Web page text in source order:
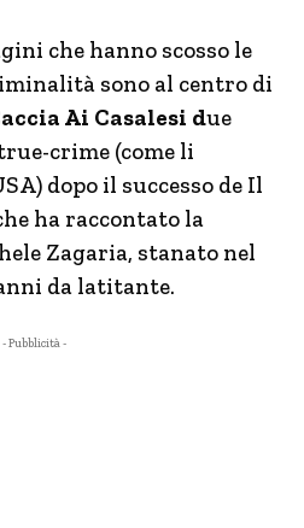
che hanno scosso le
sono al centro di
Ai Casalesi due
crime (come li
dopo il successo de Il
ha raccontato la
Zagaria, stanato nel
da latitante.
- Pubblicità -